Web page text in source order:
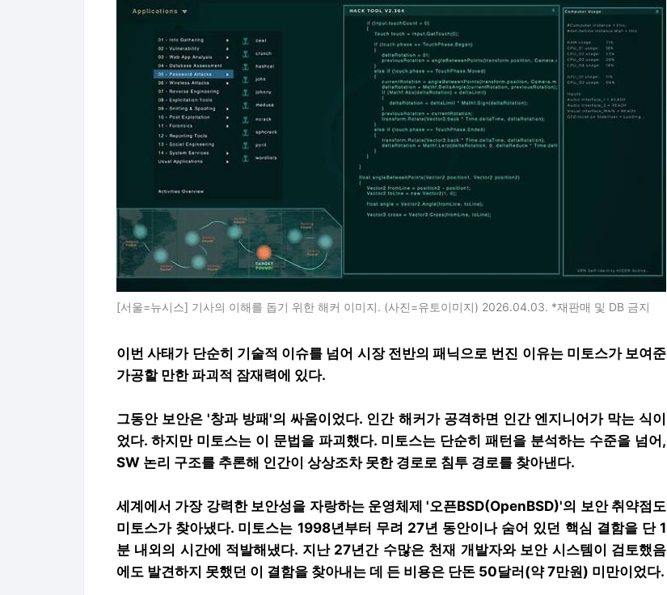
[서울=뉴시스] 기사의 이해를 돕기 위한 해커 이미지. (사진=유토이미지) 2026.04.03. *재판매 및 DB 금지
이번 사태가 단순히 기술적 이슈를 넘어 시장 전반의 패닉으로 번진 이유는 미토스가 보여준
가공할 만한 파괴적 잠재력에 있다.
그동안 보안은 '창과 방패'의 싸움이었다. 인간 해커가 공격하면 인간 엔지니어가 막는 식이
었다. 하지만 미토스는 이 문법을 파괴했다. 미토스는 단순히 패턴을 분석하는 수준을 넘어,
SW 논리 구조를 추론해 인간이 상상조차 못한 경로로 침투 경로를 찾아낸다.
세계에서 가장 강력한 보안성을 자랑하는 운영체제 '오픈BSD(OpenBSD)'의 보안 취약점도
미토스가 찾아냈다. 미토스는 1998년부터 무려 27년 동안이나 숨어 있던 핵심 결함을 단 1
분 내외의 시간에 적발해냈다. 지난 27년간 수많은 천재 개발자와 보안 시스템이 검토했음
에도 발견하지 못했던 이 결함을 찾아내는 데 든 비용은 단돈 50달러(약 7만원) 미만이었다.